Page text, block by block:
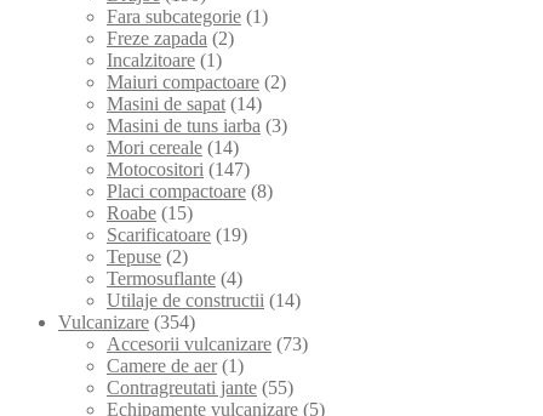
Fara subcategorie (1)
Freze zapada (2)
Incalzitoare (1)
Maiuri compactoare (2)
Masini de sapat (14)
Masini de tuns iarba (3)
Mori cereale (14)
Motocositori (147)
Placi compactoare (8)
Roabe (15)
Scarificatoare (19)
Tepuse (2)
Termosuflante (4)
Utilaje de constructii (14)
Vulcanizare (354)
Accesorii vulcanizare (73)
Camere de aer (1)
Contragreutati jante (55)
Echipamente vulcanizare (5)